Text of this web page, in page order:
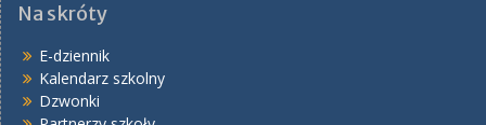
Na skróty
E-dziennik
Kalendarz szkolny
Dzwonki